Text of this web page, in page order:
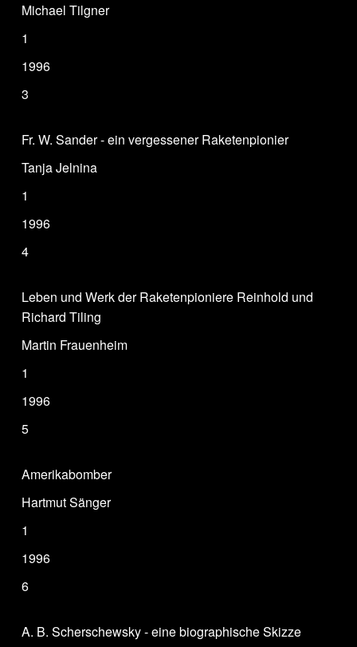
Michael Tilgner
1
1996
3
Fr. W. Sander - ein vergessener Raketenpionier
Tanja Jelnina
1
1996
4
Leben und Werk der Raketenpioniere Reinhold und
Richard Tiling
Martin Frauenheim
1
1996
5
Amerikabomber
Hartmut Sänger
1
1996
6
A. B. Scherschewsky - eine biographische Skizze